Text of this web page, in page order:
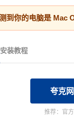
到你的电脑是 Mac
安装教程
夸克
推荐：官